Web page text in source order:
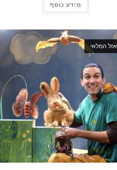
מידע נוסף
אזל המלאי